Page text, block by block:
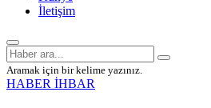
İletişim
Aramak için bir kelime yazınız.
HABER İHBAR